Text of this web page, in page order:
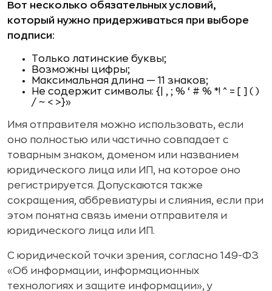
Вот несколько обязательных условий,
который нужно придерживаться при выборе
подписи:
Только латинские буквы;
Возможны цифры;
Максимальная длина — 11 знаков;
Не содержит символы: {| , ; % ‘ # % *! ^ = [ ] ( )
/ ~ < >}»
Имя отправителя можно использовать, если
оно полностью или частично совпадает с
товарным знаком, доменом или названием
юридического лица или ИП, на которое оно
регистрируется. Допускаются также
сокращения, аббревиатуры и слияния, если при
этом понятна связь имени отправителя и
юридического лица или ИП.
С юридической точки зрения, согласно 149-ФЗ
«Об информации, информационных
технологиях и защите информации», у